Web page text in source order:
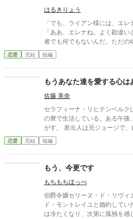
はるきりょう
「でも、ライアン様には、エレ
「ああ、エレナね。よく勘違
者でも何でもないんだ。ただの
りで生きていけるから」 女性ながらに剣術を学ぶエレナは可愛げ
がないという理由で、ほとんど
のパートナーはお決まりです
の夜会に招待されていたこと
アンと一緒に行くと思っていた
だ。 「……いいえ」 当日の欠
家庭教師として仕事をしていき
兄に頼んででも行った方がいい
恋愛 完結 短編
もうあなた達を愛する心は
佐藤 美奈
セラフィーナ・リヒテンベルク
の寮で生活している。ある午後
がす。 差出人は兄ジョージで、内容は母イリスが兄の妻エレーヌ
をいびっているというものだっ
手紙の中で兄は母の嫉妬に苦し
なかったが、兄の必死な頼みに胸が痛む。 セラ
ぶりに実家に帰ると、母が物
た家族の日常が壊れていく。魔
中からあるかもしれません。
恋愛 完結 短編
もう、今更です
もちもちほっぺ
伯爵令嬢セリーヌ・ド・リヴィ
ド・モントレイユと婚約して
は冷たくなり、次第に孤独を